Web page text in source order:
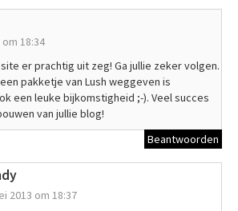
18:34
er prachtig uit zeg! Ga jullie zeker volgen.
pakketje van Lush weggeven is
een leuke bijkomstigheid ;-). Veel succes
van jullie blog!
Beantwoorden
2013 om 18:37